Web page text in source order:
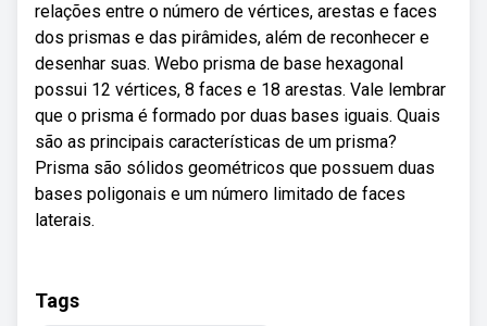
relações entre o número de vértices, arestas e faces
dos prismas e das pirâmides, além de reconhecer e
desenhar suas. Webo prisma de base hexagonal
possui 12 vértices, 8 faces e 18 arestas. Vale lembrar
que o prisma é formado por duas bases iguais. Quais
são as principais características de um prisma?
Prisma são sólidos geométricos que possuem duas
bases poligonais e um número limitado de faces
laterais.
Tags